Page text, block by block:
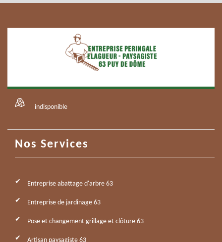
indisponible
Nos Services
Entreprise abattage d'arbre 63
Entreprise de jardinage 63
Pose et changement grillage et clôture 63
Artisan paysagiste 63